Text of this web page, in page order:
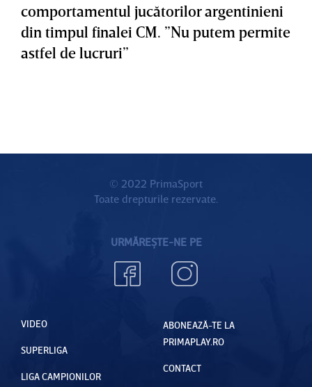
comportamentul jucătorilor argentinieni
din timpul finalei CM. ”Nu putem permite
astfel de lucruri”
© 2022 PrimaSport
Toate drepturile rezervate.
URMĂREȘTE-NE PE
VIDEO
SUPERLIGA
LIGA CAMPIONILOR
ABONEAZĂ-TE LA
PRIMAPLAY.RO
CONTACT